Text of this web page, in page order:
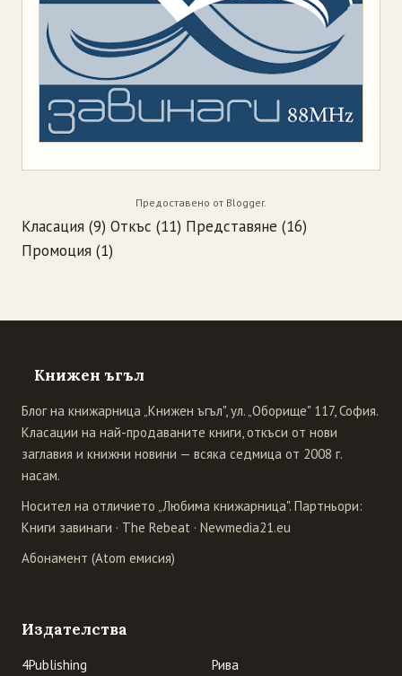
Предоставено от Blogger.
Класация (9) Откъс (11) Представяне (16)
Промоция (1)
Книжен ъгъл
Блог на книжарница „Книжен ъгъл", ул. „Оборище" 117, София.
Класации на най-продаваните книги, откъси от нови
заглавия и книжни новини — всяка седмица от 2008 г.
насам.
Носител на отличието „Любима книжарница". Партньори:
Книги завинаги · The Rebeat · Newmedia21.eu
Абонамент (Atom емисия)
Издателства
4Publishing
Рива